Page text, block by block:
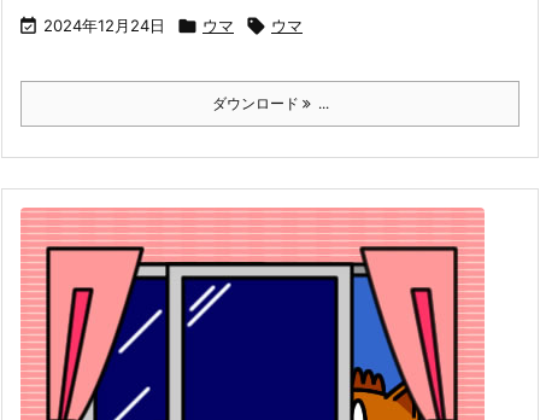
 2024年12月24日  ウマ  ウマ
ダウンロード ...